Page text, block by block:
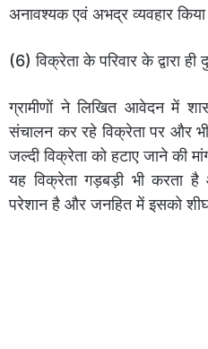
अनावश्यक एवं अभद्र व्यवहार किया
(6) विक्रेता के परिवार के द्वारा
ग्रामीणों ने लिखित आवेदन में
संचालन कर रहे विक्रेता पर और
जल्दी विक्रेता को हटाए जाने की
यह विक्रेता गड़बड़ी भी करता
परेशान है और जनहित में इसको शीघ